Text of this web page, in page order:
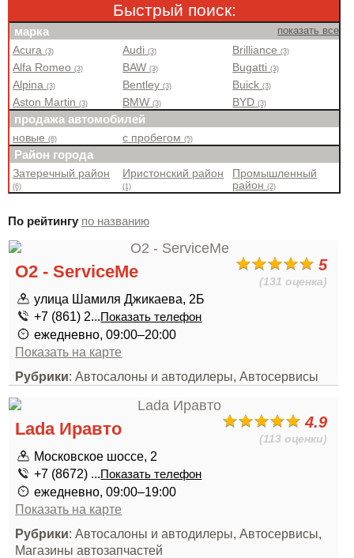
Быстрый поиск:
марка показать все
Acura(3)
Alfa Romeo(3)
Alpina(3)
Aston Martin(3)
Audi(3)
BAW(3)
Bentley(3)
BMW(3)
Brilliance(3)
Bugatti(3)
Buick(3)
BYD(3)
продажа автомобилей
новые(6) с пробегом(5)
Район города
Затеречный район
(6)
Иристонский район
(1)
Промышленный
район(2)
По рейтингу по названию
5
(131 оценка)
О2 - ServiceMe
улица Шамиля Джикаева, 2Б
+7 (861) 2...Показать телефон
ежедневно, 09:00–20:00
Показать на карте
Рубрики: Автосалоны и автодилеры, Автосервисы
4.9
(113 оценки)
Lada Иравто
Московское шоссе, 2
+7 (8672) ...Показать телефон
ежедневно, 09:00–19:00
Показать на карте
Рубрики: Автосалоны и автодилеры, Автосервисы,
Магазины автозапчастей